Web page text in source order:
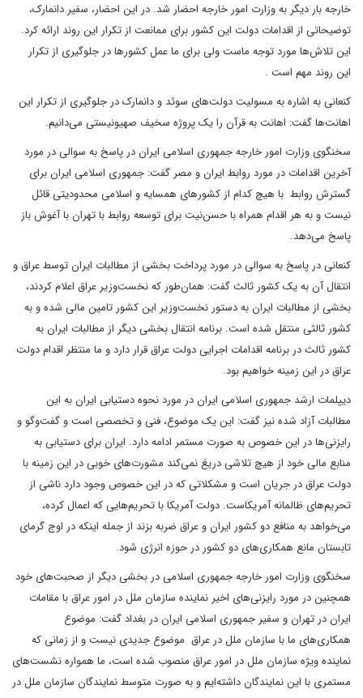
خارجه بار دیگر به وزارت امور خارجه احضار شد. در این احضار، سفیر دانمارک،
توضیحاتی از اقدامات دولت این کشور برای ممانعت از تکرار این روند ارائه کرد.
این تلاش‌ها مورد توجه ماست ولی برای ما عمل کشورها در جلوگیری از تکرار
این روند مهم است .
کنعانی به اشاره به مسولیت دولت‌های سوئد و دانمارک در جلوگیری از تکرار این
اهانت‌ها گفت: اهانت به قرآن را یک پروژه سخیف صهیونیستی می‌دانیم.
سخنگوی وزارت امور خارجه جمهوری اسلامی ایران در پاسخ به سوالی در مورد
آخرین اقدامات در مورد روابط ایران و مصر گفت: جمهوری اسلامی ایران برای
گسترش روابط با هیچ کدام از کشورهای همسایه و اسلامی محدودیتی قائل
نیست و به هر اقدام همراه با حسن‌نیت برای توسعه روابط با تهران با آغوش باز
پاسخ می‌دهد.
کنعانی در پاسخ به سوالی در مورد پرداخت بخشی از مطالبات ایران توسط عراق و
انتقال آن به یک کشور ثالث گفت: همان‌طور که نخست‌وزیر عراق اعلام کردند،
بخشی از مطالبات ایران به دستور نخست‌وزیر این کشور تامین مالی شده و به
کشور ثالثی منتقل شده است. برنامه انتقال بخشی دیگر از مطالبات ایران به
کشور ثالث در برنامه اقدامات اجرایی دولت عراق قرار دارد و ما منتظر اقدام دولت
عراق در این زمینه خواهیم بود.
دیپلمات ارشد جمهوری اسلامی ایران در مورد نحوه دستیابی ایران به این
مطالبات آزاد شده نیز گفت: این یک موضوع، فنی و تخصصی است و گفت‌وگو و
رایزنی‌ها در این خصوص به صورت مستمر ادامه دارد. ایران برای دستیابی به
منابع مالی خود از هیچ تلاشی دریغ نمی‌کند مشورت‌های خوبی در این زمینه با
دولت عراق در جریان است و مشکلاتی که در این خصوص وجود دارد ناشی از
تحریم‌های ظالمانه آمریکاست. دولت آمریکا با تحریم‌هایی که اعمال کرده،
می‌خواهد به منافع دو کشور ایران و عراق ضربه بزند از جمله اینکه در اوج گرمای
تابستان مانع همکاری‌های دو کشور در حوزه انرژی شود.
سخنگوی وزارت امور خارجه جمهوری اسلامی در بخشی دیگر از صحبت‌های خود
همچنین در مورد رایزنی‌های اخیر نماینده سازمان ملل در امور عراق با مقامات
ایران در تهران و سفیر جمهوری اسلامی ایران در بغداد گفت: موضوع
همکاری‌های ما با سازمان ملل در عراق موضوع جدیدی نیست و از زمانی که
نماینده ویژه سازمان ملل در امور عراق منصوب شده است، ما همواره نشست‌های
مستمری با این نمایندگان داشته‌ایم و به صورت متوسط نمایندگان سازمان ملل در